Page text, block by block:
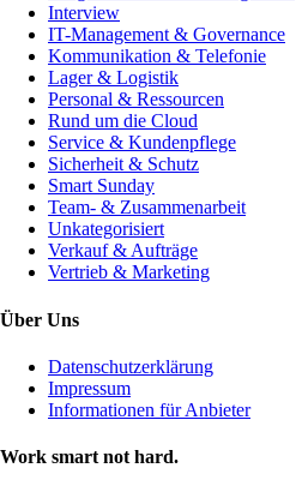
Interview
IT-Management & Governance
Kommunikation & Telefonie
Lager & Logistik
Personal & Ressourcen
Rund um die Cloud
Service & Kundenpflege
Sicherheit & Schutz
Smart Sunday
Team- & Zusammenarbeit
Unkategorisiert
Verkauf & Aufträge
Vertrieb & Marketing
Über Uns
Datenschutzerklärung
Impressum
Informationen für Anbieter
Work smart not hard.